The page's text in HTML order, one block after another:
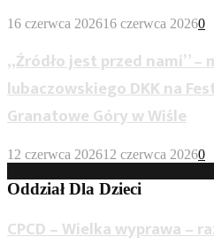
16 czerwca 202616 czerwca 20260
„Źródło jest przed nami”
lubaczowskiego DKK na
Granatowe Góry w Wiśle
12 czerwca 202612 czerwca 20260
Oddział Dla Dzieci
CPCD – Wielka wyprawa –